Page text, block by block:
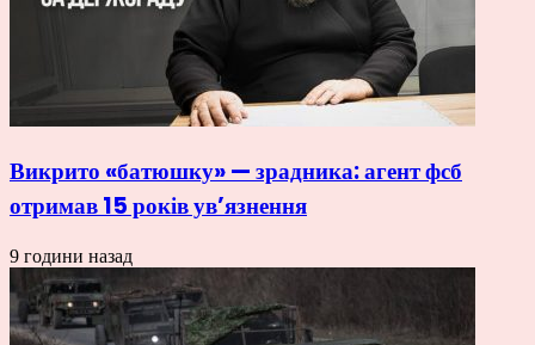
Викрито «батюшку» — зрадника: агент фсб
отримав 15 років ув’язнення
9 години назад